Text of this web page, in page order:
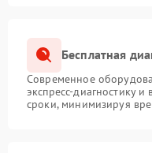
Бесплатная
Современное
экспресс-диагностику
сроки, минимизируя